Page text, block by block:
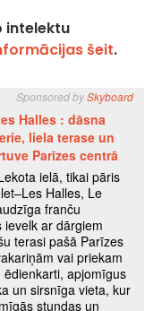
intelektu
šeit.